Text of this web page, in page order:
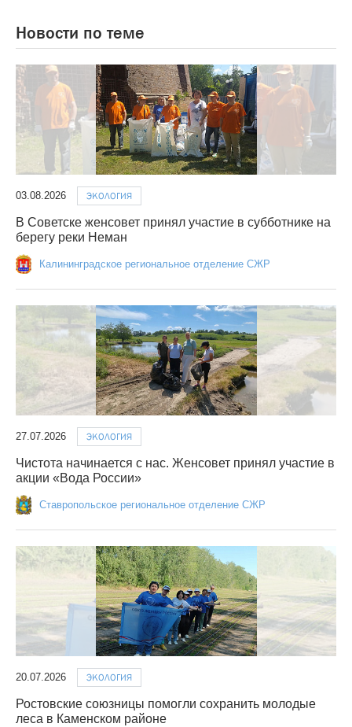
Новости по теме
03.08.2026 ЭКОЛОГИЯ
В Советске женсовет принял участие в субботнике на
берегу реки Неман
Калининградское региональное отделение СЖР
27.07.2026 ЭКОЛОГИЯ
Чистота начинается с нас. Женсовет принял участие в
акции «Вода России»
Ставропольское региональное отделение СЖР
20.07.2026 ЭКОЛОГИЯ
Ростовские союзницы помогли сохранить молодые
леса в Каменском районе